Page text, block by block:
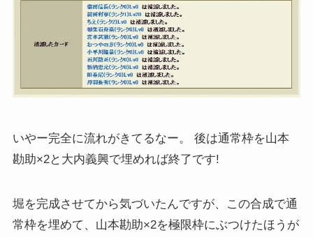
いやー完全に流れがきてるなー。 後は通常枠を山本
勘助×2と大内義興で埋めれば終了です!
堀を完成させてから気づいたんですが、この合成で通
常枠を埋めて、山本勘助×2を極限枠にぶつけたほうが